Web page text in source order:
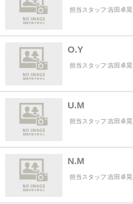
担当スタッフ:吉田卓晃
O.Y
担当スタッフ:吉田卓晃
U.M
担当スタッフ:吉田卓晃
N.M
担当スタッフ:吉田卓晃